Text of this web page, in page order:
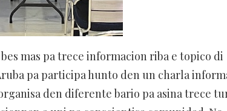
mas pa trece informacion riba e topico di
pa participa hunto den un charla
den diferente bario pa asina trece